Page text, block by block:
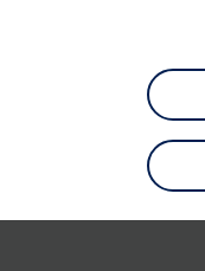
Something
refreshing